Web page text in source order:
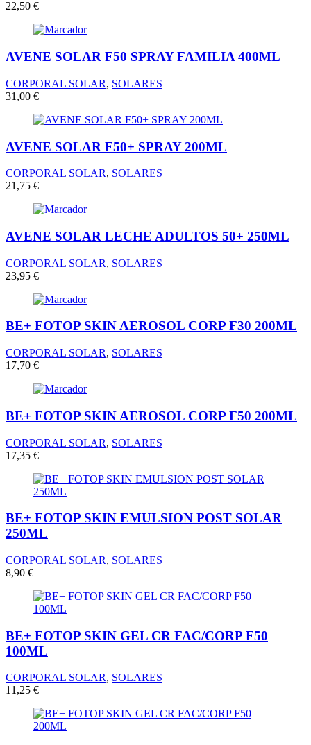
22,50 €
AVENE SOLAR F50 SPRAY FAMILIA 400ML
CORPORAL SOLAR, SOLARES
31,00 €
AVENE SOLAR F50+ SPRAY 200ML
CORPORAL SOLAR, SOLARES
21,75 €
AVENE SOLAR LECHE ADULTOS 50+ 250ML
CORPORAL SOLAR, SOLARES
23,95 €
BE+ FOTOP SKIN AEROSOL CORP F30 200ML
CORPORAL SOLAR, SOLARES
17,70 €
BE+ FOTOP SKIN AEROSOL CORP F50 200ML
CORPORAL SOLAR, SOLARES
17,35 €
BE+ FOTOP SKIN EMULSION POST SOLAR
250ML
CORPORAL SOLAR, SOLARES
8,90 €
BE+ FOTOP SKIN GEL CR FAC/CORP F50
100ML
CORPORAL SOLAR, SOLARES
11,25 €